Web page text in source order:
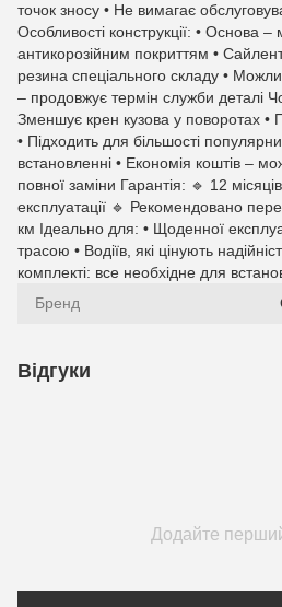
точок зносу • Не вимагає
Особливості конструкції: • Основа –
антикорозійним покриттям •
резина спеціального складу •
– продовжує термін служби деталі
Зменшує крен кузова у поворотах •
• Підходить для більшості
встановленні • Економія коштів –
повної заміни Гарантія: 🔹 12
експлуатації 🔹 Рекомендовано
км Ідеально для: • Щоденної
трасою • Водіїв, які цінують
комплекті: все необхідне для
Бренд
Відгуки
Додайте